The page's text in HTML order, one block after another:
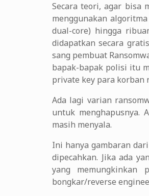
Secara teori, agar bisa
menggunakan
dual-core) hingga
didapatkan secara
sang pembuat
bapak-bapak polisi itu
private key para korban
Ada lagi varian
untuk menghapusnya.
masih menyala.
Ini hanya gambaran
dipecahkan. Jika ada
yang memungkinkan
bongkar/reverse